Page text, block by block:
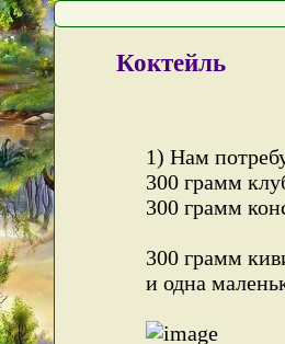
Коктейль
1) Нам
300 грамм
300 грамм
300 грамм
и одна